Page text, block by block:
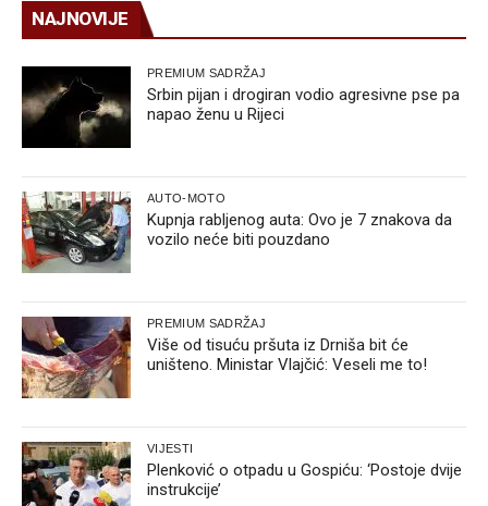
NAJNOVIJE
PREMIUM SADRŽAJ
Srbin pijan i drogiran vodio agresivne pse pa
napao ženu u Rijeci
AUTO-MOTO
Kupnja rabljenog auta: Ovo je 7 znakova da
vozilo neće biti pouzdano
PREMIUM SADRŽAJ
Više od tisuću pršuta iz Drniša bit će
uništeno. Ministar Vlajčić: Veseli me to!
VIJESTI
Plenković o otpadu u Gospiću: ‘Postoje dvije
instrukcije’